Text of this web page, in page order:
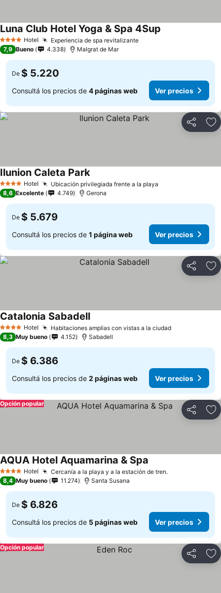
4 EstrellasHotel Experiencia de spa revitalizante
Luna Club Hotel Yoga & Spa 4Sup
7,9 Bueno 4.338 Malgrat de Mar
De $ 5.220
Consultá los precios de 4 páginas web Ver precios
Compartir
4 EstrellasHotel Ubicación privilegiada frente a la playa
Ilunion Caleta Park
8,6 Excelente 4.749 Gerona
De $ 5.679
Consultá los precios de 1 página web Ver precios
Compartir
4 EstrellasHotel Habitaciones amplias con vistas a la ciudad
Catalonia Sabadell
8,3 Muy bueno 4.152 Sabadell
De $ 6.386
Consultá los precios de 2 páginas web Ver precios
Compartir
Opción popular
4 EstrellasHotel Cercanía a la playa y a la estación de tren.
AQUA Hotel Aquamarina & Spa
8,4 Muy bueno 11.274 Santa Susana
De $ 6.826
Consultá los precios de 5 páginas web Ver precios
Compartir
Opción popular